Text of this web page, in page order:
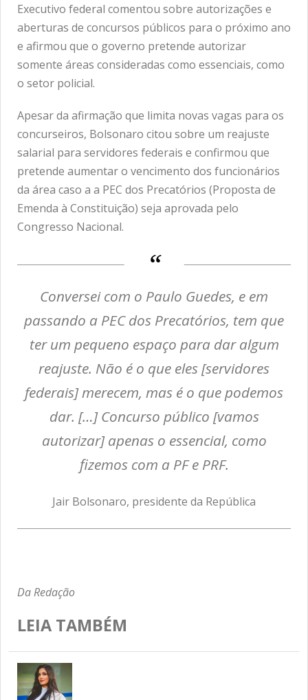
Executivo federal comentou sobre autorizações e
aberturas de concursos públicos para o próximo ano
e afirmou que o governo pretende autorizar
somente áreas consideradas como essenciais, como
o setor policial.
Apesar da afirmação que limita novas vagas para os
concurseiros, Bolsonaro citou sobre um reajuste
salarial para servidores federais e confirmou que
pretende aumentar o vencimento dos funcionários
da área caso a a PEC dos Precatórios (Proposta de
Emenda à Constituição) seja aprovada pelo
Congresso Nacional.
Conversei com o Paulo Guedes, e em
passando a PEC dos Precatórios, tem que
ter um pequeno espaço para dar algum
reajuste. Não é o que eles [servidores
federais] merecem, mas é o que podemos
dar. […] Concurso público [vamos
autorizar] apenas o essencial, como
fizemos com a PF e PRF.
Jair Bolsonaro, presidente da República
Da Redação
LEIA TAMBÉM